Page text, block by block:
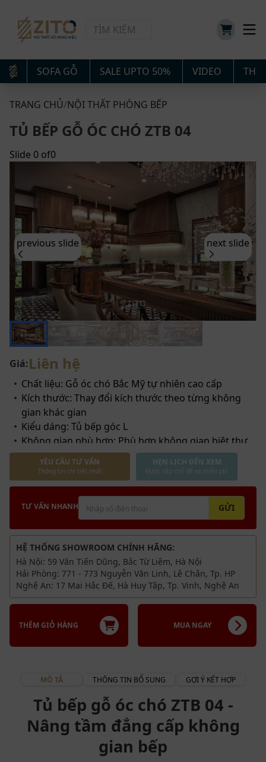
SOFA GỖ SALE UPTO 50% VIDEO
TRANG CHỦ/NỘI THẤT PHÒNG BẾP
TỦ BẾP GỖ ÓC CHÓ ZTB 04
Slide 0 of0
previous slide next slide
Giá:Liên hệ
Chất liệu: Gỗ óc chó Bắc Mỹ tự nhiên cao cấp
Kích thước: Thay đổi kích thước theo từng không
gian khác gian
Kiểu dáng: Tủ bếp góc L
Không gian phù hợp: Phù hợp không gian biệt thự,
nhà phố
YÊU CẦU TƯ VẤN
Thông tin chi tiết nhất
HẸN LỊCH ĐẾN XEM
Được sắp chỗ để xe miễn phí
TƯ VẤN NHANH GỬI
HỆ THỐNG SHOWROOM CHÍNH HÃNG:
Hà Nội: 59 Văn Tiến Dũng, Bắc Từ Liêm, Hà Nội
Hải Phòng: 771 - 773 Nguyễn Văn Linh, Lê Chân, Tp. HP
Nghệ An: 17 Mai Hắc Đế, Hà Huy Tập, Tp. Vinh, Nghệ An
THÊM GIỎ HÀNG MUA NGAY
MÔ TẢ THÔNG TIN BỔ SUNG GỢI Ý KẾT HỢP
Tủ bếp gỗ óc chó ZTB 04 -
Nâng tầm đẳng cấp không
gian bếp